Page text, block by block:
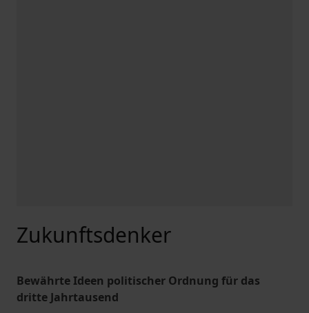
Zukunftsdenker
Bewährte Ideen politischer Ordnung für das
dritte Jahrtausend